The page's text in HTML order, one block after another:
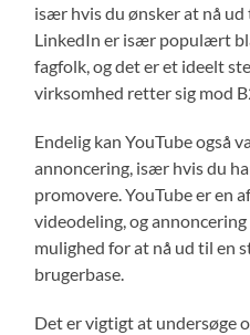
især hvis du ønsker at nå
LinkedIn er især populært
fagfolk, og det er et ideelt
virksomhed retter sig mod
Endelig kan YouTube også
annoncering, især hvis du
promovere. YouTube er en
videodeling, og
mulighed for at nå ud til en
brugerbase.
Det er vigtigt at undersøge